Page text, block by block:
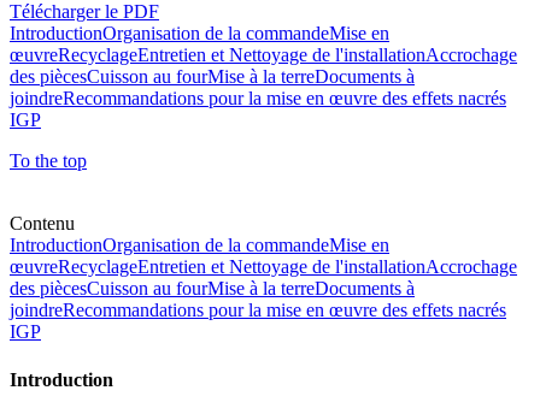
Télécharger le PDF
IntroductionOrganisation de la commandeMise en
œuvreRecyclageEntretien et Nettoyage de l'installationAccrochage
des piècesCuisson au fourMise à la terreDocuments à
joindreRecommandations pour la mise en œuvre des effets nacrés
IGP
To the top
Contenu
IntroductionOrganisation de la commandeMise en
œuvreRecyclageEntretien et Nettoyage de l'installationAccrochage
des piècesCuisson au fourMise à la terreDocuments à
joindreRecommandations pour la mise en œuvre des effets nacrés
IGP
Introduction